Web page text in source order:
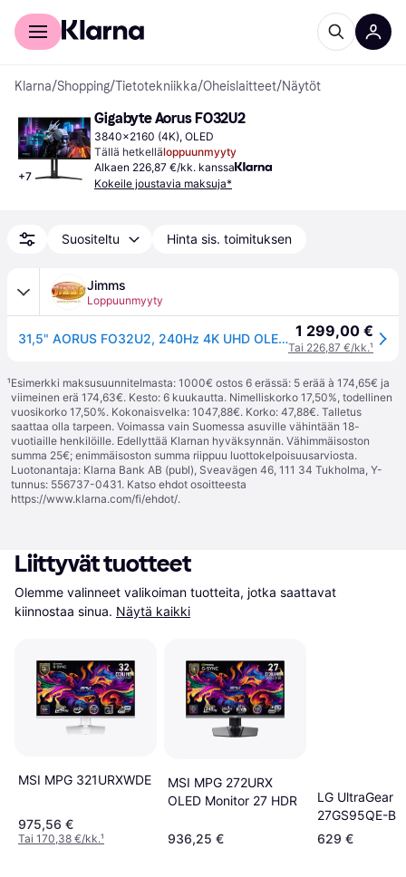
Kuluttajille
Klarna/Shopping/Tietotekniikka/Oheislaitteet/Näytöt
+7
Gigabyte Aorus FO32U2
3840x2160 (4K), OLED
Tällä hetkelläloppuunmyyty
Alkaen 226,87 €/kk. kanssa
Kokeile joustavia maksuja*
Suositeltu Hinta sis. toimituksen
Jimms
Loppuunmyyty
31,5" AORUS FO32U2, 240Hz 4K UHD OLED-pelimonitori, musta 1 299,00 €
Tai 226,87 €/kk.¹
¹Esimerkki maksusuunnitelmasta: 1000€ ostos 6 erässä: 5 erää à 174,65€ ja
viimeinen erä 174,63€. Kesto: 6 kuukautta. Nimelliskorko 17,50%, todellinen
vuosikorko 17,50%. Kokonaisvelka: 1047,88€. Korko: 47,88€. Talletus
saattaa olla tarpeen. Voimassa vain Suomessa asuville vähintään 18-
vuotiaille henkilöille. Edellyttää Klarnan hyväksynnän. Vähimmäisoston
summa 25€; enimmäisoston summa riippuu luottokelpoisuusarviosta.
Luotonantaja: Klarna Bank AB (publ), Sveavägen 46, 111 34 Tukholma, Y-
tunnus: 556737-0431. Katso ehdot osoitteesta
https://www.klarna.com/fi/ehdot/.
Liittyvät tuotteet
Olemme valinneet valikoiman tuotteita, jotka saattavat
kiinnostaa sinua. Näytä kaikki
MSI MPG 321URXWDE
975,56 €
Tai 170,38 €/kk.¹
MSI MPG 272URX
OLED Monitor 27 HDR
936,25 €
LG UltraGear
27GS95QE-B
629 €